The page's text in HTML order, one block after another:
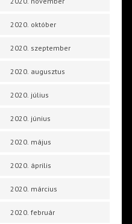
2020. október
2020. szeptember
2020. augusztus
2020. július
2020. június
2020. május
2020. április
2020. március
2020. február